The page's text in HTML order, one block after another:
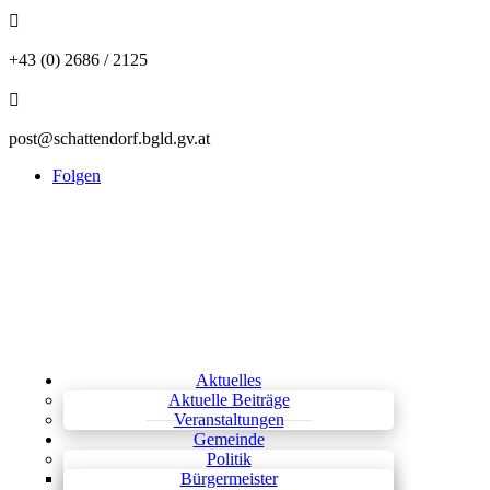

+43 (0) 2686 / 2125

post@schattendorf.bgld.gv.at
Folgen
Aktuelles
Aktuelle Beiträge
Veranstaltungen
Gemeinde
Politik
Bürgermeister